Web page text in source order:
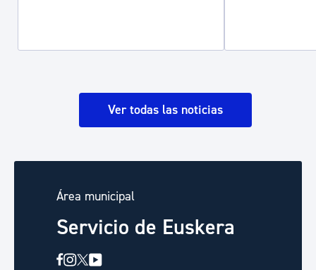
Ver todas las noticias
Área municipal
Servicio de Euskera